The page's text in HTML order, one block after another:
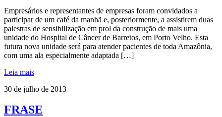
Empresários e representantes de empresas foram convidados a
participar de um café da manhã e, posteriormente, a assistirem duas
palestras de sensibilização em prol da construção de mais uma
unidade do Hospital de Câncer de Barretos, em Porto Velho. Esta
futura nova unidade será para atender pacientes de toda Amazônia,
com uma ala especialmente adaptada […]
Leia mais
30 de julho de 2013
FRASE